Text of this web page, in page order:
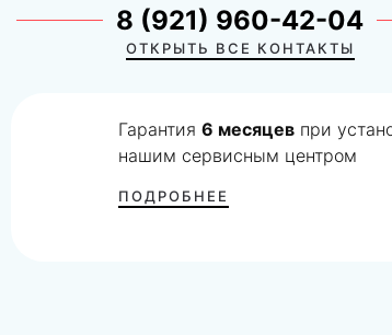
8 (921) 960-42-04
ОТКРЫТЬ ВСЕ КОНТАКТЫ
Гарантия6 месяцев при
нашим сервисным центром
ПОДРОБНЕЕ